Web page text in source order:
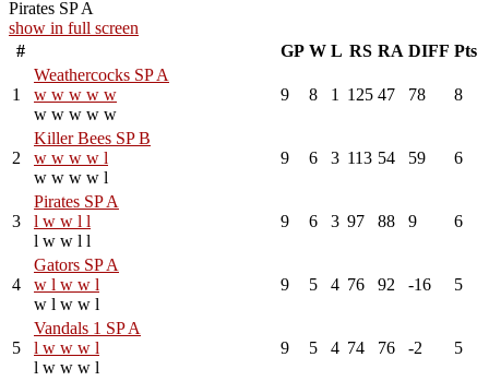
Pirates SP A
show in full screen
#
GP W L RS RA DIFF Pts
1
Weathercocks SP A
w w w w w
w w w w w
9 8 1 125 47 78 8
2
Killer Bees SP B
w w w w l
w w w w l
9 6 3 113 54 59 6
3
Pirates SP A
l w w l l
l w w l l
9 6 3 97 88 9 6
4
Gators SP A
w l w w l
w l w w l
9 5 4 76 92 -16 5
5
Vandals 1 SP A
l w w w l
l w w w l
9 5 4 74 76 -2 5